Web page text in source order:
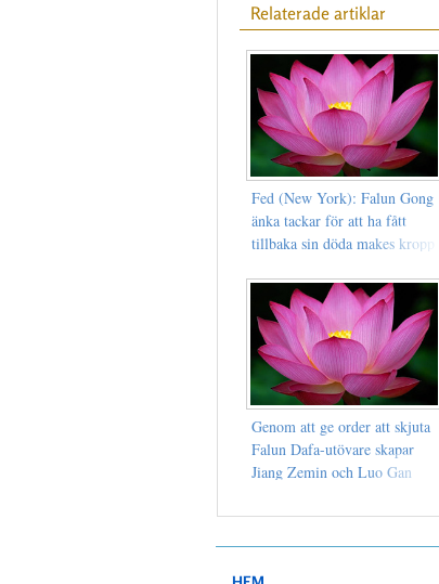
Relaterade artiklar
Fed (New York): Falun Gong
änka tackar för att ha fått
tillbaka sin döda makes kropp
Genom att ge order att skjuta
Falun Dafa-utövare skapar
Jiang Zemin och Luo Gan
katastrofer i Kina